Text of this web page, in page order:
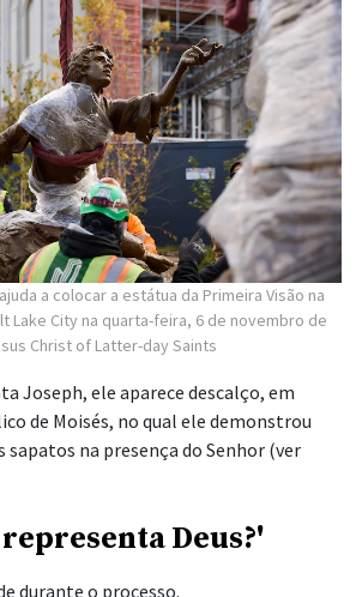
a colocar a estátua da Primeira Visão na
Lake City na quarta-feira, 6 de novembro de
Christ of Latter-day Saints
Joseph, ele aparece descalço, em
de Moisés, no qual ele demonstrou
sapatos na presença do Senhor (ver
representa Deus?'
durante o processo.